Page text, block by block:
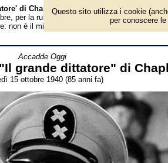
di Chaplin - Almanacco
per la rubrica 'Accadde Oggi'. Evento
non è il mio mestiere; non voglio governare né
Accadde Oggi
grande dittatore" di
15 ottobre 1940 (85 anni fa)
Questo sito utilizza i cookie
per conoscere